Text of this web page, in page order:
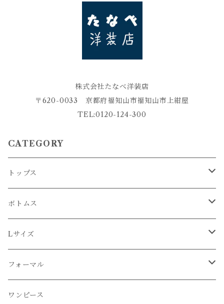
株式会社たなべ洋装店
〒620-0033 京都府福知山市福知山市上紺屋
TEL:0120-124-300
CATEGORY
トップス
コート
ジャケット
ブラウス
カットソー
ボトムス
パンツ
スカート
Lサイズ
トップス
コート
ボトムス
フォーマル
ワンピース
ワンピース